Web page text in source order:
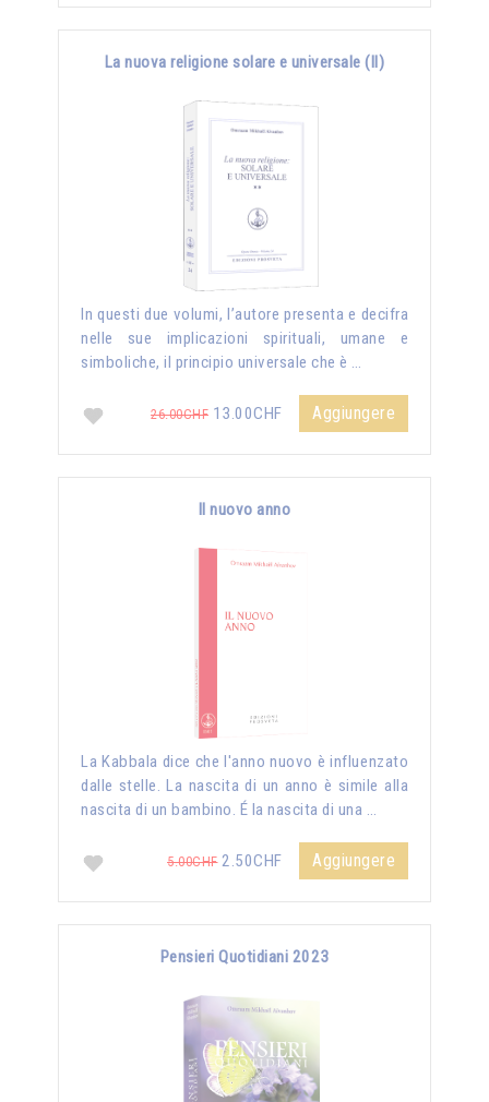
La nuova religione solare e universale (II)
In questi due volumi, l’autore presenta e decifra
nelle sue implicazioni spirituali, umane e
simboliche, il principio universale che è …
26.00CHF 13.00CHF Aggiungere
Il nuovo anno
La Kabbala dice che l'anno nuovo è influenzato
dalle stelle. La nascita di un anno è simile alla
nascita di un bambino. É la nascita di una …
5.00CHF2.50CHF Aggiungere
Pensieri Quotidiani 2023